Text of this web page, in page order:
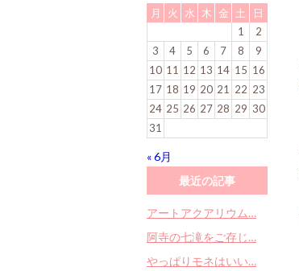
月 火 水 木 金 土
日
1
2
3
4 5 6 7 8
9
10 11 12 13 14 15 16
17 18 19 20 21 22 23
24 25 26 27 28 29 30
31
« 6月
最近の記事
アートアクアリウム…
阿寺の七滝をご存じ…
やっぱりモネはいい…